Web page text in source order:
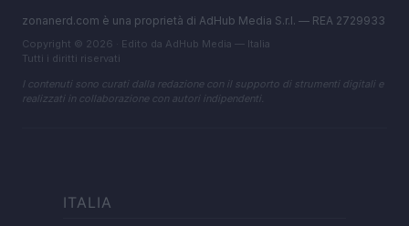
zonanerd.com è una proprietà di AdHub Media S.r.l. — REA 2729933
Copyright © 2026 · Edito da AdHub Media — Italia
Tutti i diritti riservati
I contenuti sono curati dalla redazione con il supporto di strumenti digitali e
realizzati in collaborazione con autori indipendenti.
ITALIA